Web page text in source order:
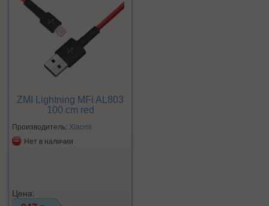
ZMI Lightning MFi AL803
100 cm red
Производитель: Xiaomi
Нет в наличии
Цена: